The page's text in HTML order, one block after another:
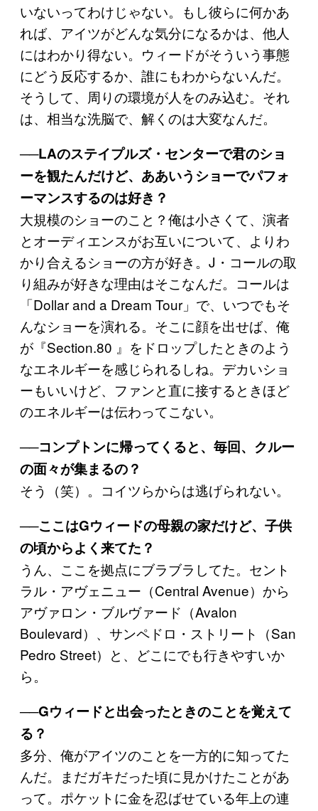
いないってわけじゃない。もし彼らに何かあ
れば、アイツがどんな気分になるかは、他人
にはわかり得ない。ウィードがそういう事態
にどう反応するか、誰にもわからないんだ。
そうして、周りの環境が人をのみ込む。それ
は、相当な洗脳で、解くのは大変なんだ。
──LAのステイプルズ・センターで君のショ
ーを観たんだけど、ああいうショーでパフォ
ーマンスするのは好き？
大規模のショーのこと？俺は小さくて、演者
とオーディエンスがお互いについて、よりわ
かり合えるショーの方が好き。J・コールの取
り組みが好きな理由はそこなんだ。コールは
「Dollar and a Dream Tour」で、いつでもそ
んなショーを演れる。そこに顔を出せば、俺
が『Section.80 』をドロップしたときのよう
なエネルギーを感じられるしね。デカいショ
ーもいいけど、ファンと直に接するときほど
のエネルギーは伝わってこない。
──コンプトンに帰ってくると、毎回、クルー
の面々が集まるの？
そう（笑）。コイツらからは逃げられない。
──ここはGウィードの母親の家だけど、子供
の頃からよく来てた？
うん、ここを拠点にブラブラしてた。セント
ラル・アヴェニュー（Central Avenue）から
アヴァロン・ブルヴァード（Avalon
Boulevard）、サンペドロ・ストリート（San
Pedro Street）と、どこにでも行きやすいか
ら。
──Gウィードと出会ったときのことを覚えて
る？
多分、俺がアイツのことを一方的に知ってた
んだ。まだガキだった頃に見かけたことがあ
って。ポケットに金を忍ばせている年上の連